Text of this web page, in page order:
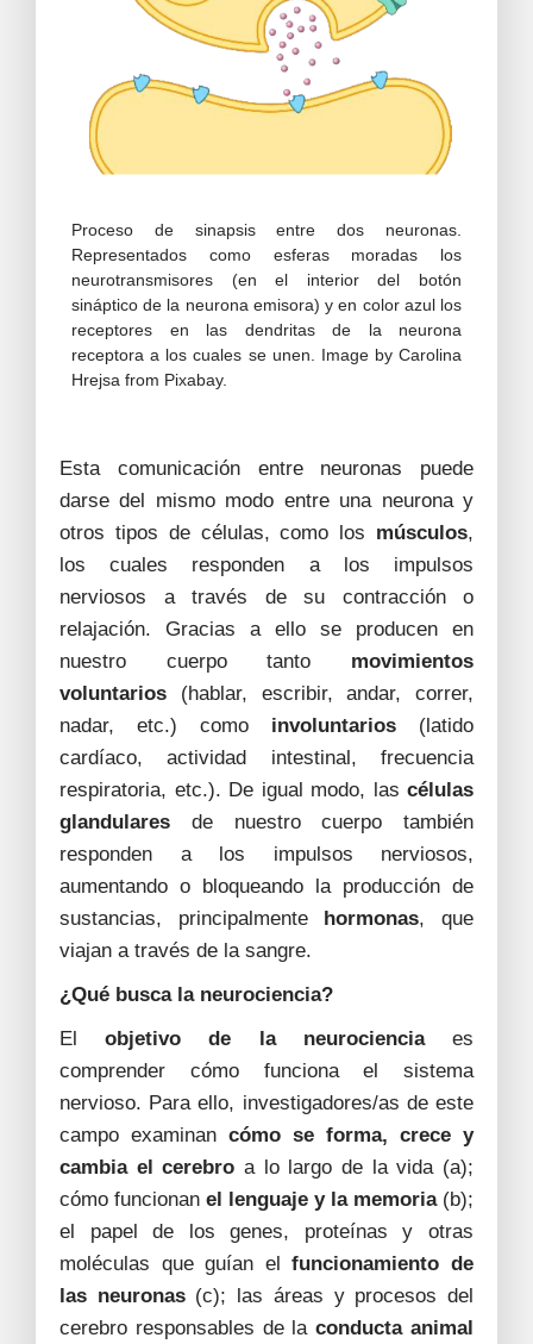
Proceso de sinapsis entre dos neuronas.
Representados como esferas moradas los
neurotransmisores (en el interior del botón
sináptico de la neurona emisora) y en color azul los
receptores en las dendritas de la neurona
receptora a los cuales se unen. Image by Carolina
Hrejsa from Pixabay.
Esta comunicación entre neuronas puede
darse del mismo modo entre una neurona y
otros tipos de células, como los músculos,
los cuales responden a los impulsos
nerviosos a través de su contracción o
relajación. Gracias a ello se producen en
nuestro cuerpo tanto movimientos
voluntarios (hablar, escribir, andar, correr,
nadar, etc.) como involuntarios (latido
cardíaco, actividad intestinal, frecuencia
respiratoria, etc.). De igual modo, las células
glandulares de nuestro cuerpo también
responden a los impulsos nerviosos,
aumentando o bloqueando la producción de
sustancias, principalmente
hormonas, que
viajan a través de la sangre.
¿Qué busca la neurociencia?
Elobjetivo de la neurocienciaes
comprender cómo funciona el sistema
nervioso. Para ello, investigadores/as de este
campo examinan cómo se forma, crece y
cambia el cerebro a lo largo de la vida (a);
cómo funcionan el lenguaje y la memoria(b);
el papel de los genes, proteínas y otras
moléculas que guían elfuncionamiento de
las neuronas (c); las áreas y procesos del
cerebro responsables de laconducta animal